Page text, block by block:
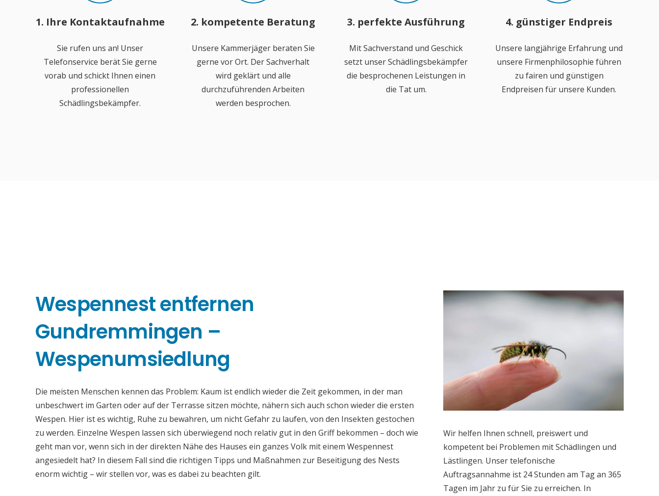
1. Ihre Kontaktaufnahme
Sie rufen uns an! Unser
Telefonservice berät Sie gerne
vorab und schickt Ihnen einen
professionellen
Schädlingsbekämpfer.
2. kompetente Beratung
Unsere Kammerjäger beraten Sie
gerne vor Ort. Der Sachverhalt
wird geklärt und alle
durchzuführenden Arbeiten
werden besprochen.
3. perfekte Ausführung
Mit Sachverstand und Geschick
setzt unser Schädlingsbekämpfer
die besprochenen Leistungen in
die Tat um.
4. günstiger Endpreis
Unsere langjährige Erfahrung und
unsere Firmenphilosophie führen
zu fairen und günstigen
Endpreisen für unsere Kunden.
Wespennest entfernen
Gundremmingen –
Wespenumsiedlung
Die meisten Menschen kennen das Problem: Kaum ist endlich wieder die Zeit gekommen, in der man
unbeschwert im Garten oder auf der Terrasse sitzen möchte, nähern sich auch schon wieder die ersten
Wespen. Hier ist es wichtig, Ruhe zu bewahren, um nicht Gefahr zu laufen, von den Insekten gestochen
zu werden. Einzelne Wespen lassen sich überwiegend noch relativ gut in den Griff bekommen – doch wie
geht man vor, wenn sich in der direkten Nähe des Hauses ein ganzes Volk mit einem Wespennest
angesiedelt hat? In diesem Fall sind die richtigen Tipps und Maßnahmen zur Beseitigung des Nests
enorm wichtig – wir stellen vor, was es dabei zu beachten gilt.
Wir helfen Ihnen schnell, preiswert und
kompetent bei Problemen mit Schädlingen und
Lästlingen. Unser telefonische
Auftragsannahme ist 24 Stunden am Tag an 365
Tagen im Jahr zu für Sie zu erreichen. In